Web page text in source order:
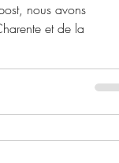
nous avons
et de la